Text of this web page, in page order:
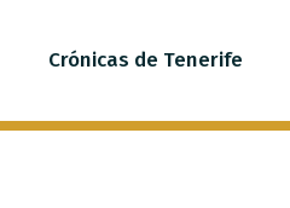
Crónicas de Tenerife